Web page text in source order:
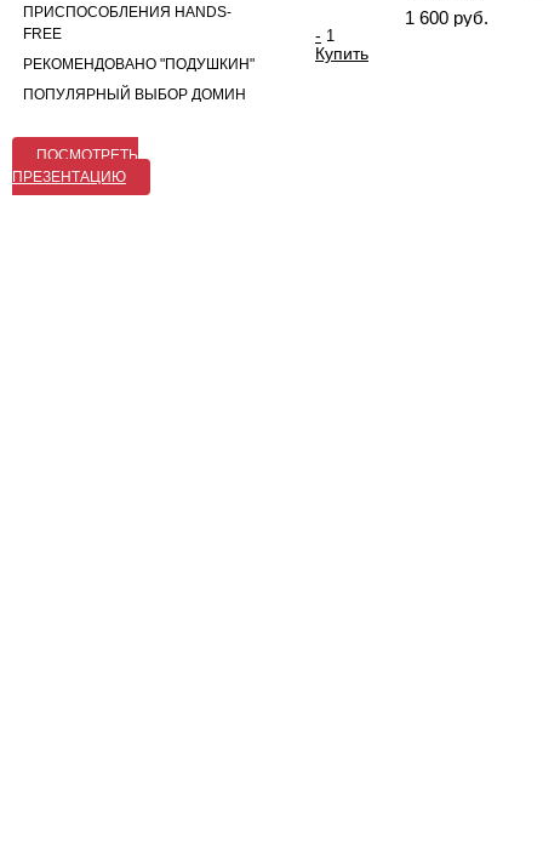
ПРИСПОСОБЛЕНИЯ HANDS-
FREE
РЕКОМЕНДОВАНО "ПОДУШКИН"
ПОПУЛЯРНЫЙ ВЫБОР ДОМИН
ПОСМОТРЕТЬ
ПРЕЗЕНТАЦИЮ
1 600 руб.
-
Купить